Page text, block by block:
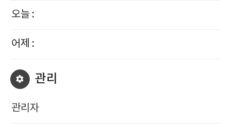
오늘 :
어제 :
관리
관리자